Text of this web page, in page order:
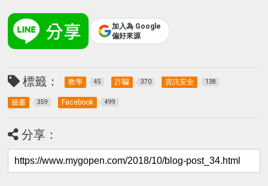
加入為 Google
偏好來源
標籤： 教學 45 詐騙 370 資訊安全 138
臉書 359 Facebook 499
分享：